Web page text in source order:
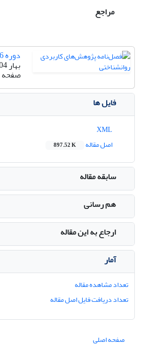
مراجع
دوره 16، شماره 1
بهار 1404
صفحه
فایل ها
اصل مقاله
897.52 K
سابقه مقاله
هم رسانی
ارجاع به این مقاله
آمار
تعداد مشاهده مقاله
تعداد دریافت فایل اصل مقاله
صفحه اصلی